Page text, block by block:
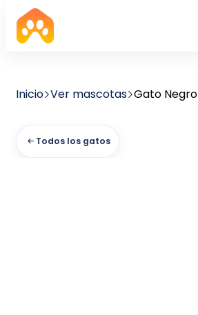
Inicio Ver mascotas Gato Negro
Todos los gatos